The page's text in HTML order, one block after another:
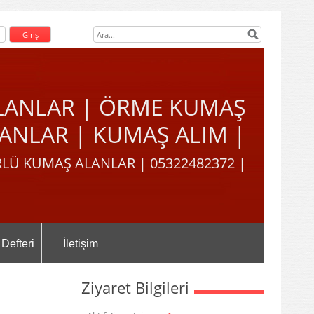
| ÖRME KUMAŞ
| KUMAŞ ALIM |
KUMAŞ ALANLAR | 05322482372 |
İletişim
Ziyaret Bilgileri